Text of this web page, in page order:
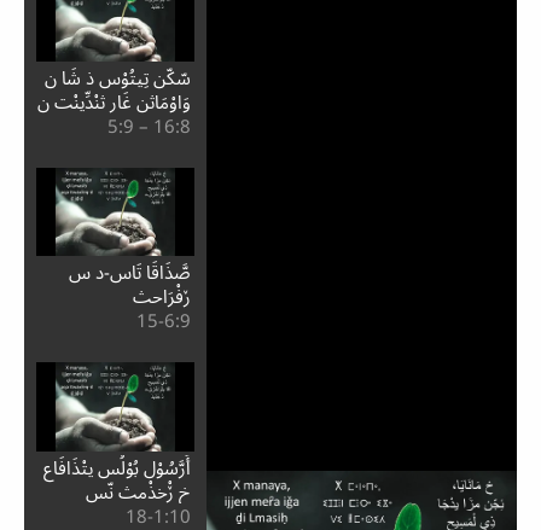
سّكّن تِيتُوْس ذ شَا ن
وَاوْمَاثن غَار ثنْدِّينْت ن
كُوْرِينْث
8:⁧16⁩ – 9:⁧5⁩
صَّذَاقَا تَاس-د س
ڒفْرَاحث
9:⁧6⁩-15
أَرَّسُوْل بُوْلُس يتْذَافَاع
خ ڒْخذْمث نّس
10:⁧1⁩-18